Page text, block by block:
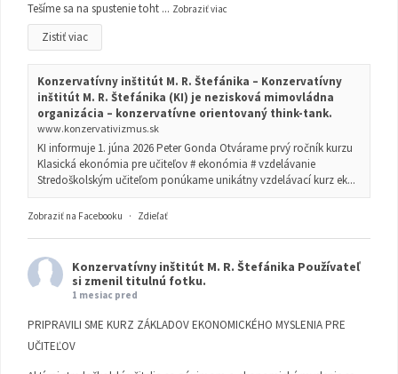
Tešíme sa na spustenie toht ... Zobraziť viac
Zistiť viac
Konzervatívny inštitút M. R. Štefánika – Konzervatívny
inštitút M. R. Štefánika (KI) je nezisková mimovládna
organizácia – konzervatívne orientovaný think-tank.
www.konzervativizmus.sk
KI informuje 1. júna 2026 Peter Gonda Otvárame prvý ročník kurzu
Klasická ekonómia pre učiteľov # ekonómia # vzdelávanie
Stredoškolským učiteľom ponúkame unikátny vzdelávací kurz ek...
Zobraziť na Facebooku · Zdieľať
Konzervatívny inštitút M. R. Štefánika Používateľ
si zmenil titulnú fotku.
1 mesiac pred
PRIPRAVILI SME KURZ ZÁKLADOV EKONOMICKÉHO MYSLENIA PRE
UČITEĽOV